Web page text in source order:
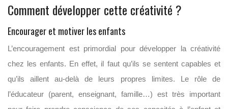
Comment développer cette créativité ?
Encourager et motiver les enfants
L’encouragement est primordial pour développer la créativité
chez les enfants. En effet, il faut qu’ils se sentent capables et
qu’ils aillent au-delà de leurs propres limites. Le rôle de
l’éducateur (parent, enseignant, famille…) est très important